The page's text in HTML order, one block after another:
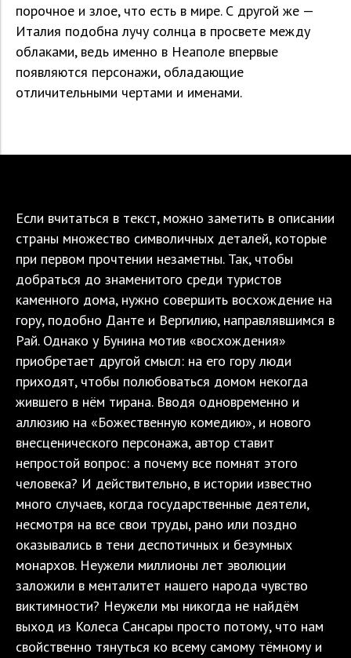
порочное и злое, что есть в мире. С другой же —
Италия подобна лучу солнца в просвете между
облаками, ведь именно в Неаполе впервые
появляются персонажи, обладающие
отличительными чертами и именами.
Если вчитаться в текст, можно заметить в описании
страны множество символичных деталей, которые
при первом прочтении незаметны. Так, чтобы
добраться до знаменитого среди туристов
каменного дома, нужно совершить восхождение на
гору, подобно Данте и Вергилию, направлявшимся в
Рай. Однако у Бунина мотив «восхождения»
приобретает другой смысл: на его гору люди
приходят, чтобы полюбоваться домом некогда
жившего в нём тирана. Вводя одновременно и
аллюзию на «Божественную комедию», и нового
внесценического персонажа, автор ставит
непростой вопрос: а почему все помнят этого
человека? И действительно, в истории известно
много случаев, когда государственные деятели,
несмотря на все свои труды, рано или поздно
оказывались в тени деспотичных и безумных
монархов. Неужели миллионы лет эволюции
заложили в менталитет нашего народа чувство
виктимности? Неужели мы никогда не найдём
выход из Колеса Сансары просто потому, что нам
свойственно тянуться ко всему самому тёмному и